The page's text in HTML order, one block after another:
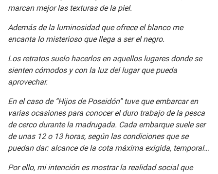
marcan mejor las texturas de la piel.
Además de la luminosidad que ofrece el blanco me
encanta lo misterioso que llega a ser el negro.
Los retratos suelo hacerlos en aquellos lugares donde se
sienten cómodos y con la luz del lugar que pueda
aprovechar.
En el caso de “Hijos de Poseidón” tuve que embarcar en
varias ocasiones para conocer el duro trabajo de la pesca
de cerco durante la madrugada. Cada embarque suele ser
de unas 12 o 13 horas, según las condiciones que se
puedan dar: alcance de la cota máxima exigida, temporal…
Por ello, mi intención es mostrar la realidad social que